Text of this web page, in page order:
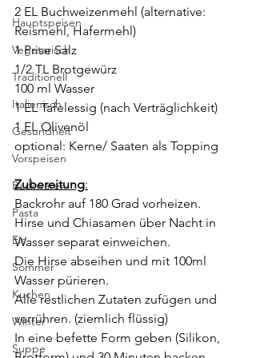
Hauptspeisen
Vegetarisch
Traditionell
Italienisch
Gesundheit
Vorspeisen
Backwaren
Pasta
Eis
Sommer
Kuchen
Winter
Suppe
2 EL Buchweizenmehl (alternative:
Reismehl, Hafermehl)
1 Prise Salz
1/2 TL Brotgewürz
100 ml Wasser
1 EL Tafelessig (nach Verträglichkeit)
1 EL Olivenöl
optional: Kerne/ Saaten als Topping
Zubereitung:
Backrohr auf 180 Grad vorheizen.
Hirse und Chiasamen über Nacht in
Wasser separat einweichen.
Die Hirse abseihen und mit 100ml
Wasser pürieren.
Alle restlichen Zutaten zufügen und
verrühren. (ziemlich flüssig)
In eine befette Form geben (Silikon,